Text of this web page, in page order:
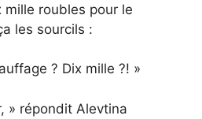
roubles pour le
les sourcils :
? Dix mille ?! »
» répondit Alevtina